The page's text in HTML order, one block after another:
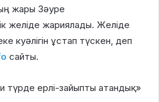
жары Зәуре
желіде жариялады. Желіде
куәлігін ұстап түскен, деп
сайты.
түрде ерлі-зайыпты атандық»